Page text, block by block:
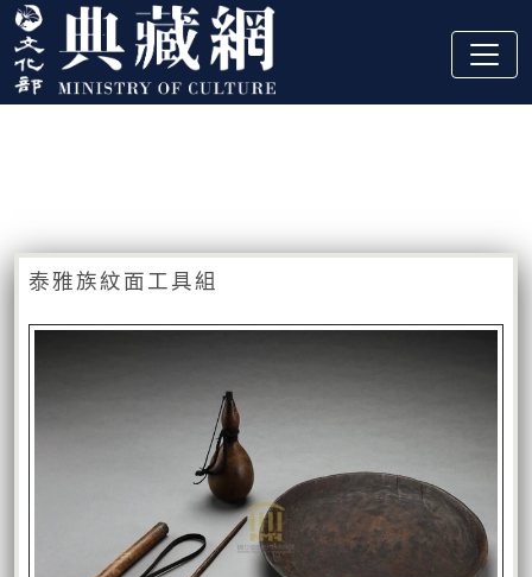
跳到主要內容
:::
泰雅族紋面工具組